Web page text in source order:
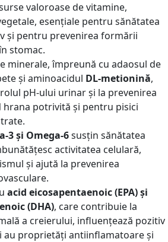
valoroase de vitamine,
esențiale pentru sănătatea
și pentru prevenirea formării
stomac.
minerale, împreună cu adaosul de
și aminoacidul DL-metionină,
pH-ului urinar și la prevenirea
hrana potrivită și pentru pisici
3 și Omega-6susțin sănătatea
activitatea celulară,
și ajută la prevenirea
acid eicosapentaenoic (EPA) și
(DHA), care contribuie la
a creierului, influențează pozitiv
au proprietăți antiinflamatoare și